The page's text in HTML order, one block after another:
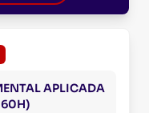
APLICADA